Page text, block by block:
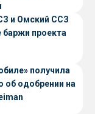
и Омский ССЗ
баржи проекта
получила
об одобрении на